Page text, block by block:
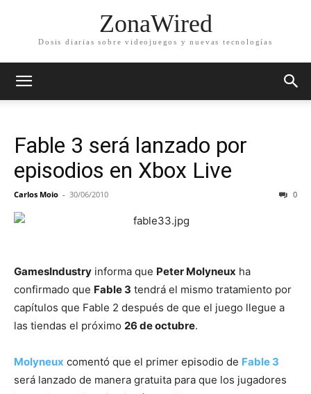
ZonaWired
Dosis diarias sobre videojuegos y nuevas tecnologías
Fable 3 será lanzado por
episodios en Xbox Live
Carlos Moio - 30/06/2010 0
GamesIndustry informa que Peter Molyneux ha
confirmado que Fable 3 tendrá el mismo tratamiento por
capítulos que Fable 2 después de que el juego llegue a
las tiendas el próximo 26 de octubre.
Molyneux comentó que el primer episodio de Fable 3
será lanzado de manera gratuita para que los jugadores